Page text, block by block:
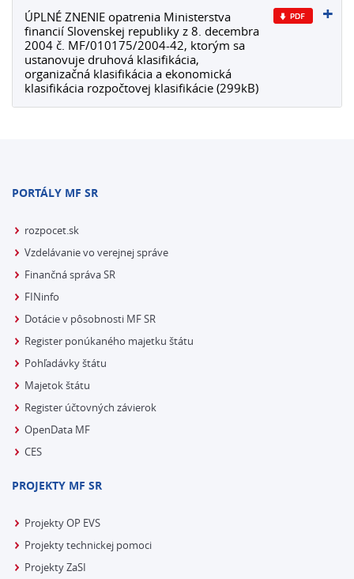
ÚPLNÉ ZNENIE opatrenia Ministerstva
financií Slovenskej republiky z 8. decembra
2004 č. MF/010175/2004-42, ktorým sa
ustanovuje druhová klasifikácia,
organizačná klasifikácia a ekonomická
klasifikácia rozpočtovej klasifikácie (299kB)
PORTÁLY MF SR
rozpocet.sk
Vzdelávanie vo verejnej správe
Finančná správa SR
FINinfo
Dotácie v pôsobnosti MF SR
Register ponúkaného majetku štátu
Pohľadávky štátu
Majetok štátu
Register účtovných závierok
OpenData MF
CES
PROJEKTY MF SR
Projekty OP EVS
Projekty technickej pomoci
Projekty ZaSI